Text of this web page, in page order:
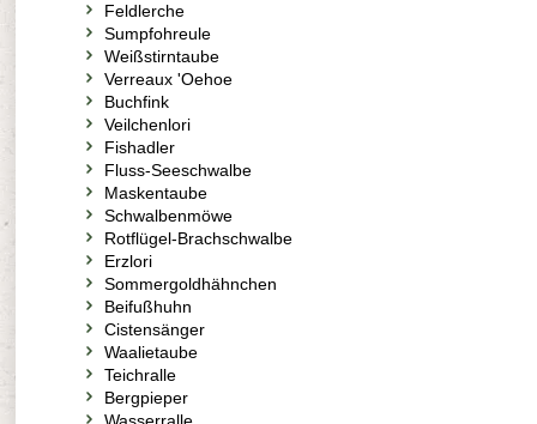
Feldlerche
Sumpfohreule
Weißstirntaube
Verreaux 'Oehoe
Buchfink
Veilchenlori
Fishadler
Fluss-Seeschwalbe
Maskentaube
Schwalbenmöwe
Rotflügel-Brachschwalbe
Erzlori
Sommergoldhähnchen
Beifußhuhn
Cistensänger
Waalietaube
Teichralle
Bergpieper